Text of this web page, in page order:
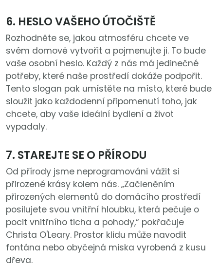
6. HESLO VAŠEHO ÚTOČIŠTĚ
Rozhodněte se, jakou atmosféru chcete ve
svém domově vytvořit a pojmenujte ji. To bude
vaše osobní heslo. Každý z nás má jedinečné
potřeby, které naše prostředí dokáže podpořit.
Tento slogan pak umístěte na místo, které bude
sloužit jako každodenní připomenutí toho, jak
chcete, aby vaše ideální bydlení a život
vypadaly.
7. STAREJTE SE O PŘÍRODU
Od přírody jsme neprogramováni vážit si
přirozené krásy kolem nás. „Začleněním
přirozených elementů do domácího prostředí
posilujete svou vnitřní hloubku, která pečuje o
pocit vnitřního ticha a pohody,“ pokřačuje
Christa O'Leary. Prostor klidu může navodit
fontána nebo obyčejná miska vyrobená z kusu
dřeva.